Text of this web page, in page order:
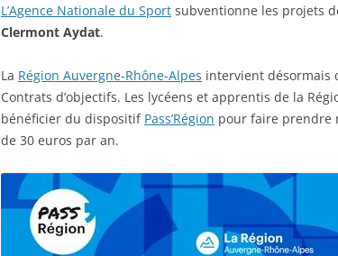
L’Agence Nationale du Sport subventionne les projets
Clermont Aydat.
La Région Auvergne-Rhône-Alpes intervient désormais
Contrats d’objectifs. Les lycéens et apprentis de la
bénéficier du dispositif Pass’Région pour faire prendre
de 30 euros par an.